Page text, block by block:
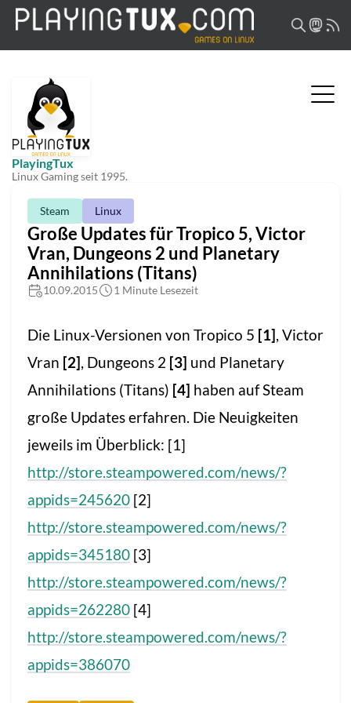
PlayingTux
Linux Gaming seit 1995.
Steam Linux
Große Updates für Tropico 5, Victor
Vran, Dungeons 2 und Planetary
Annihilations (Titans)
10.09.2015 1 Minute Lesezeit
Die Linux-Versionen von Tropico 5 [1], Victor
Vran [2], Dungeons 2 [3] und Planetary
Annihilations (Titans) [4] haben auf Steam
große Updates erfahren. Die Neuigkeiten
jeweils im Überblick: [1]
http://store.steampowered.com/news/?
appids=245620 [2]
http://store.steampowered.com/news/?
appids=345180 [3]
http://store.steampowered.com/news/?
appids=262280 [4]
http://store.steampowered.com/news/?
appids=386070